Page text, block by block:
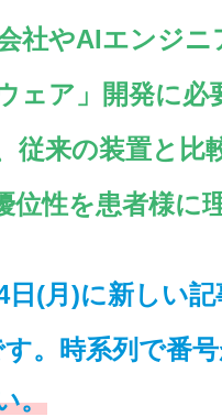
社やAIエンジ
ェア」開発に必
従来の装置と
位性を患者様に
日(月)に新しい
。時系列で番
。